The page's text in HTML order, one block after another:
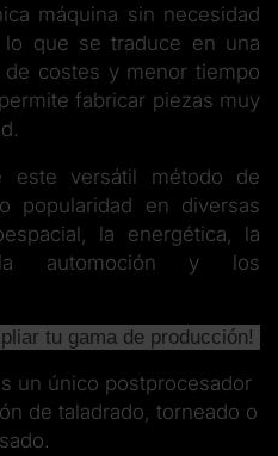
máquina sin necesidad
que se traduce en una
costes y menor tiempo
fabricar piezas muy
versátil método de
popularidad en diversas
la energética, la
la automoción y los
tu gama de producción!
un único postprocesador
de taladrado, torneado o